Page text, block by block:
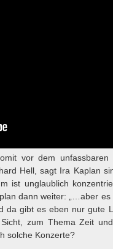
vor dem unfassbaren
Hell, sagt Ira Kaplan
ist unglaublich
dann weiter: „…aber
da gibt es eben nur gute
zum Thema Zeit
solche Konzerte?